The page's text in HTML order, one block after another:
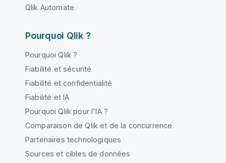
Qlik Automate
Pourquoi Qlik ?
Pourquoi Qlik ?
Fiabilité et sécurité
Fiabilité et confidentialité
Fiabilité et IA
Pourquoi Qlik pour l'IA ?
Comparaison de Qlik et de la concurrence
Partenaires technologiques
Sources et cibles de données